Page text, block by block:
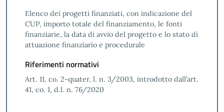
Elenco dei progetti finanziati, con indicazione del
CUP, importo totale del finanziamento, le fonti
finanziarie, la data di avvio del progetto e lo stato di
attuazione finanziario e procedurale
Riferimenti normativi
Art. 11, co. 2-quater, l. n. 3/2003, introdotto dall’art.
41, co. 1, d.l. n. 76/2020